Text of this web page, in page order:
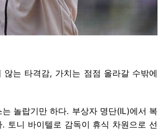
는 타격감, 가치는 점점 올라갈 수밖에
놀랍기만 하다. 부상자 명단(IL)에서 복
토니 바이텔로 감독이 휴식 차원으로 선